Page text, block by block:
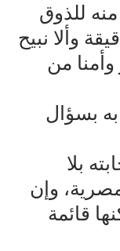
للذوق
وألا نبيح
وأمنا من
بسؤال
بلا
وإن
قائمة